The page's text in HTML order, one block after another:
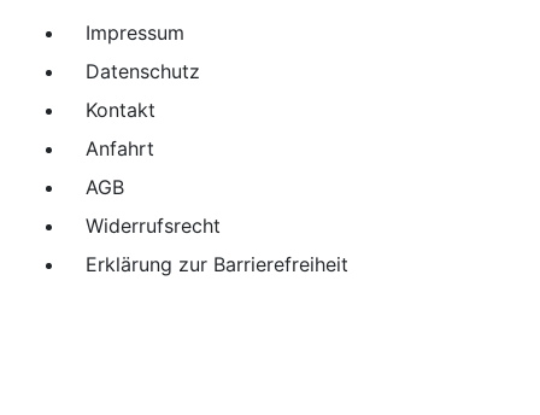
Impressum
Datenschutz
Kontakt
Anfahrt
AGB
Widerrufsrecht
Erklärung zur Barrierefreiheit